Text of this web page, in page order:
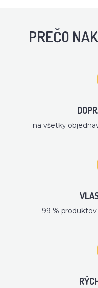
PREČO
na všetky
99 %